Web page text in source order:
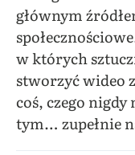
głównym
w których
stworzyć wideo
coś, czego
tym… zupełnie